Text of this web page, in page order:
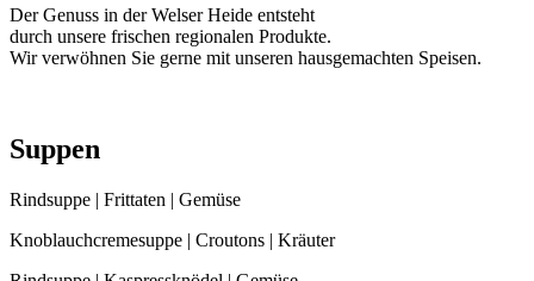
Der Genuss in der Welser Heide entsteht
durch unsere frischen regionalen Produkte.
Wir verwöhnen Sie gerne mit unseren hausgemachten Speisen.
Suppen
Rindsuppe | Frittaten | Gemüse
Knoblauchcremesuppe | Croutons | Kräuter